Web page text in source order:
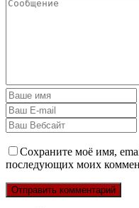
Сохраните моё имя,
последующих моих